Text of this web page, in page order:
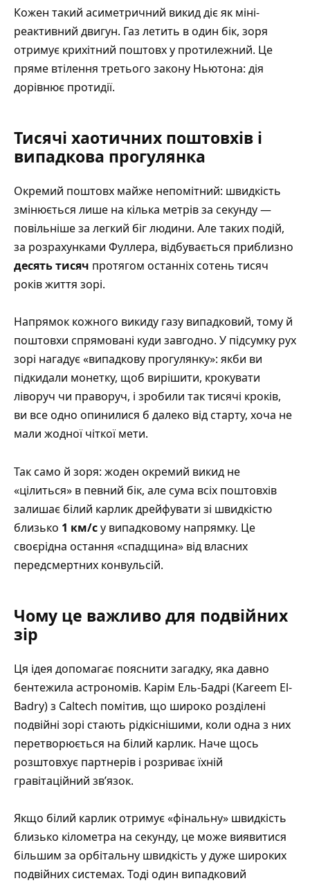
Кожен такий асиметричний викид діє як міні-
реактивний двигун. Газ летить в один бік, зоря
отримує крихітний поштовх у протилежний. Це
пряме втілення третього закону Ньютона: дія
дорівнює протидії.
Тисячі хаотичних поштовхів і
випадкова прогулянка
Окремий поштовх майже непомітний: швидкість
змінюється лише на кілька метрів за секунду —
повільніше за легкий біг людини. Але таких подій,
за розрахунками Фуллера, відбувається приблизно
десять тисяч протягом останніх сотень тисяч
років життя зорі.
Напрямок кожного викиду газу випадковий, тому й
поштовхи спрямовані куди завгодно. У підсумку рух
зорі нагадує «випадкову прогулянку»: якби ви
підкидали монетку, щоб вирішити, крокувати
ліворуч чи праворуч, і зробили так тисячі кроків,
ви все одно опинилися б далеко від старту, хоча не
мали жодної чіткої мети.
Так само й зоря: жоден окремий викид не
«цілиться» в певний бік, але сума всіх поштовхів
залишає білий карлик дрейфувати зі швидкістю
близько 1 км/су випадковому напрямку. Це
своєрідна остання «спадщина» від власних
передсмертних конвульсій.
Чому це важливо для подвійних
зір
Ця ідея допомагає пояснити загадку, яка давно
бентежила астрономів. Карім Ель-Бадрі (Kareem El-
Badry) з Caltech помітив, що широко розділені
подвійні зорі стають рідкіснішими, коли одна з них
перетворюється на білий карлик. Наче щось
розштовхує партнерів і розриває їхній
гравітаційний зв’язок.
Якщо білий карлик отримує «фінальну» швидкість
близько кілометра на секунду, це може виявитися
більшим за орбітальну швидкість у дуже широких
подвійних системах. Тоді один випадковий